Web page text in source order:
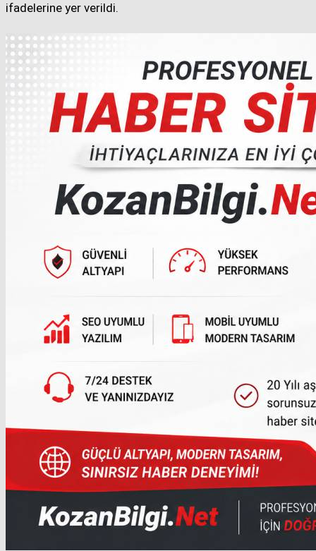
ifadelerine yer verildi.